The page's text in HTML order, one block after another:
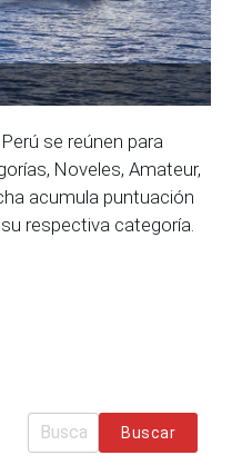
se reúnen para
Noveles, Amateur,
acumula puntuación
respectiva categoría.
Buscar